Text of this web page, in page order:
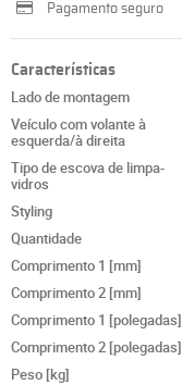
Pagamento seguro
Características
Lado de montagem
Veículo com volante à
esquerda/à direita
Tipo de escova de limpa-
vidros
Styling
Quantidade
Comprimento 1 [mm]
Comprimento 2 [mm]
Comprimento 1 [polegadas]
Comprimento 2 [polegadas]
Peso [kg]